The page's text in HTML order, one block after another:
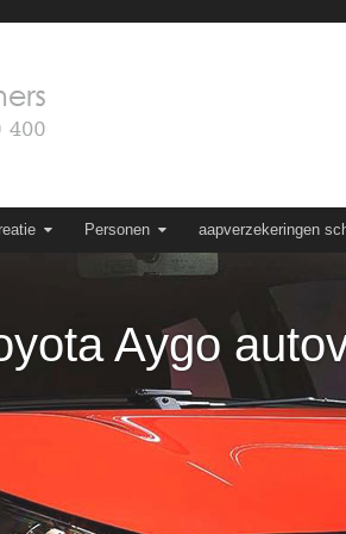
Personen aapverzekeringen
Aygo